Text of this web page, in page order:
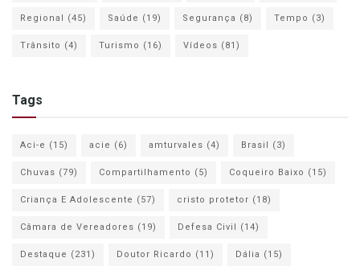
Regional (45) Saúde (19) Segurança (8) Tempo (3)
Trânsito (4) Turismo (16) Vídeos (81)
Tags
Aci-e (15) acie (6) amturvales (4) Brasil (3)
Chuvas (79) Compartilhamento (5) Coqueiro Baixo (15)
Criança E Adolescente (57) cristo protetor (18)
Câmara de Vereadores (19) Defesa Civil (14)
Destaque (231) Doutor Ricardo (11) Dália (15)